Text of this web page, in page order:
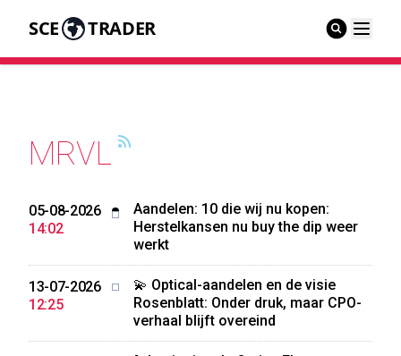
SCE TRADER
MRVL
05-08-2026
14:02
Aandelen: 10 die wij nu kopen:
Herstelkansen nu buy the dip weer
werkt
13-07-2026
12:25
💫 Optical-aandelen en de visie
Rosenblatt: Onder druk, maar CPO-
verhaal blijft overeind